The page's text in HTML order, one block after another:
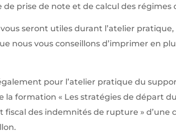
de prise de note et de calcul des régimes
seront utiles durant l’atelier
nous vous conseillons d’imprimer en
pour l’atelier pratique du
la formation « Les stratégies de départ
fiscal des indemnités de rupture » d’une